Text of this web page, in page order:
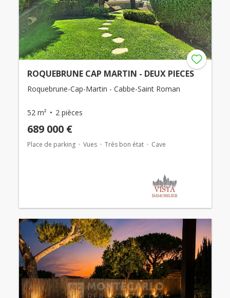
ROQUEBRUNE CAP MARTIN - DEUX PIECES
Roquebrune-Cap-Martin - Cabbe-Saint Roman
52 m² 2 pièces
689 000 €
Place de parking Vues Très bon état Cave